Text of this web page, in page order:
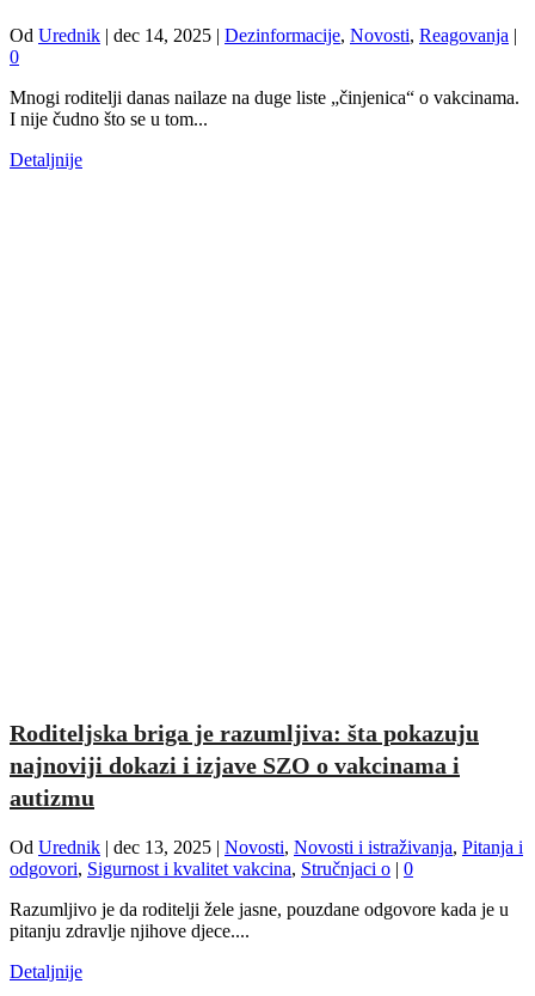
Od Urednik | dec 14, 2025 | Dezinformacije, Novosti, Reagovanja |
0
Mnogi roditelji danas nailaze na duge liste „činjenica“ o vakcinama.
I nije čudno što se u tom...
Detaljnije
Roditeljska briga je razumljiva: šta pokazuju
najnoviji dokazi i izjave SZO o vakcinama i
autizmu
Od Urednik | dec 13, 2025 | Novosti, Novosti i istraživanja, Pitanja i
odgovori, Sigurnost i kvalitet vakcina, Stručnjaci o | 0
Razumljivo je da roditelji žele jasne, pouzdane odgovore kada je u
pitanju zdravlje njihove djece....
Detaljnije